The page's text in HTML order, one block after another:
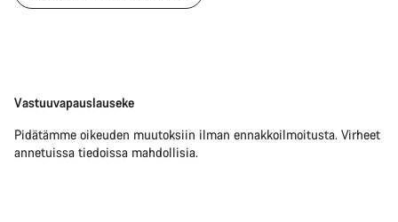
Vastuuvapauslauseke
Vastuuvapauslauseke
Pidätämme oikeuden muutoksiin ilman ennakkoilmoitusta. Virheet
annetuissa tiedoissa mahdollisia.